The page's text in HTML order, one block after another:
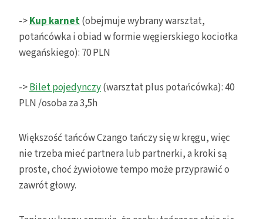
->Kup karnet(obejmuje wybrany warsztat,
potańcówka i obiad w formie węgierskiego kociołka
wegańskiego): 70 PLN
->Bilet pojedynczy(warsztat plus potańcówka): 40
PLN /osoba za 3,5h
Większość tańców Czango tańczy się w kręgu, więc
nie trzeba mieć partnera lub partnerki, a kroki są
proste, choć żywiołowe tempo może przyprawić o
zawrót głowy.